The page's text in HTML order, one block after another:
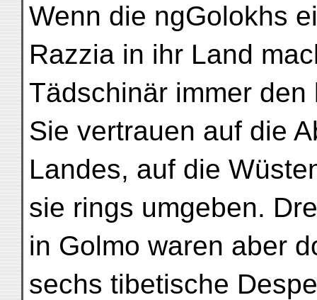
Wenn die ngGolokhs
Razzia in ihr Land
Tädschinär immer den
Sie vertrauen auf die
Landes, auf die
sie rings umgeben.
in Golmo waren aber
sechs tibetische